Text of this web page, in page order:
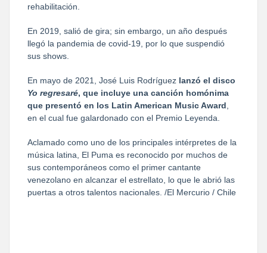
rehabilitación.
En 2019, salió de gira; sin embargo, un año después
llegó la pandemia de covid-19, por lo que suspendió
sus shows.
En mayo de 2021, José Luis Rodríguez lanzó el disco
Yo regresaré, que incluye una canción homónima
que presentó en los Latin American Music Award
en el cual fue galardonado con el Premio Leyenda.
Aclamado como uno de los principales intérpretes de la
música latina, El Puma es reconocido por muchos de
sus contemporáneos como el primer cantante
venezolano en alcanzar el estrellato, lo que le abrió las
puertas a otros talentos nacionales. /El Mercurio / Chile